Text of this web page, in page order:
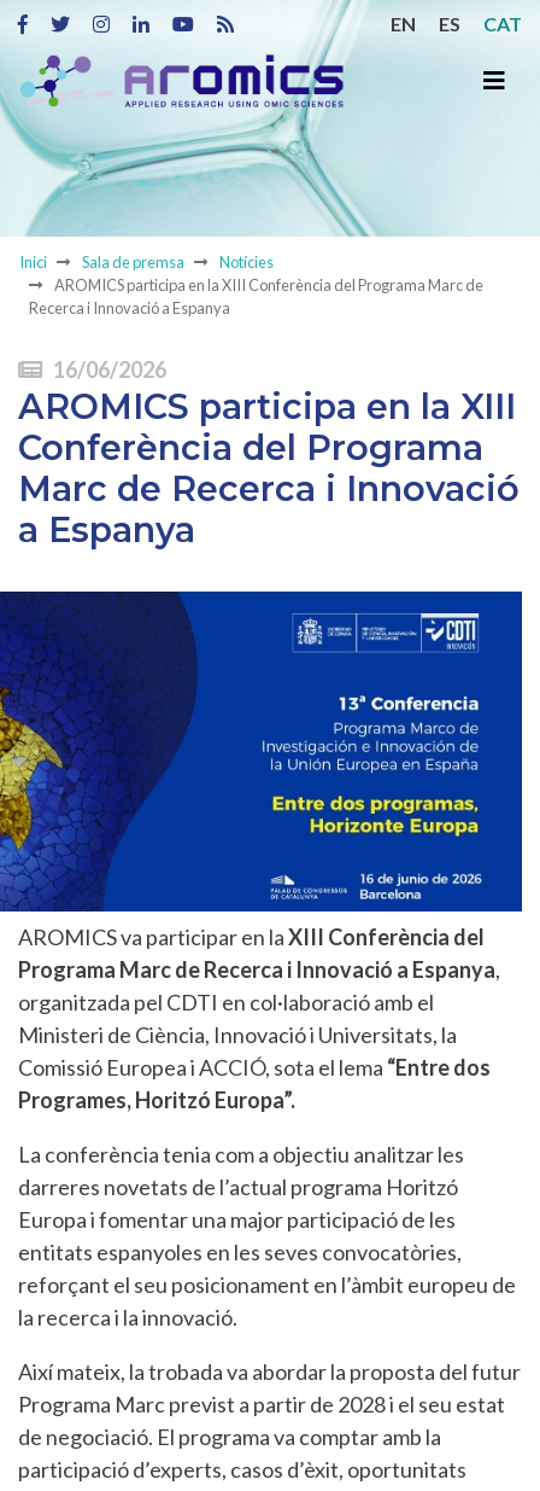
EN ES CAT
Inici Sala de premsa
Notícies
AROMICS participa en la XIII Conferència del Programa Marc de
Recerca i Innovació a Espanya
16/06/2026
AROMICS participa en la XIII
Conferència del Programa
Marc de Recerca i Innovació
a Espanya
AROMICS va participar en laXIII Conferència del
Programa Marc de Recerca i Innovació a Espanya,
organitzada pel CDTI en col·laboració amb el
Ministeri de Ciència, Innovació i Universitats, la
Comissió Europea i ACCIÓ, sota el lema “Entre dos
Programes, Horitzó Europa”.
La conferència tenia com a objectiu analitzar les
darreres novetats de l’actual programa Horitzó
Europa i fomentar una major participació de les
entitats espanyoles en les seves convocatòries,
reforçant el seu posicionament en l’àmbit europeu de
la recerca i la innovació.
Així mateix, la trobada va abordar la proposta del futur
Programa Marc previst a partir de 2028 i el seu estat
de negociació. El programa va comptar amb la
participació d’experts, casos d’èxit, oportunitats